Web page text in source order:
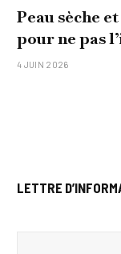
Peau sèche
pour ne pas
4 JUIN 2026
LETTRE